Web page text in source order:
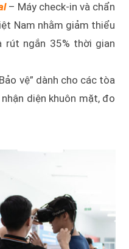
– Máy check-in và chẩn
Nam nhằm giảm thiểu
rút ngắn 35% thời gian
vệ” dành cho các tòa
diện khuôn mặt, đo